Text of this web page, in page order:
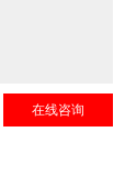
在线咨询